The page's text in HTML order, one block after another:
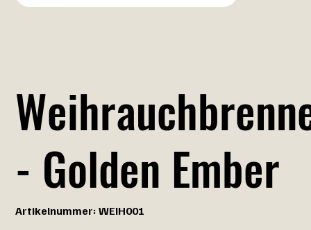
- Golden Ember
Artikelnummer: WEIH001
WEIH001